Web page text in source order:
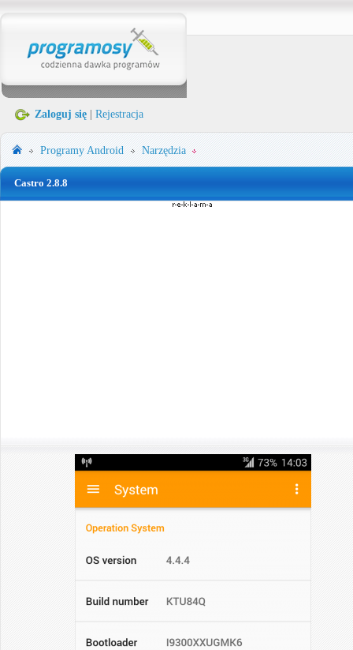
Zaloguj się Rejestracja
ProgramyAndroid Narzędzia
Castro 2.8.8